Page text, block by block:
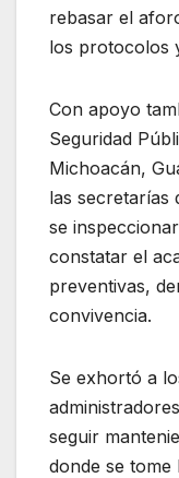
rebasar el
los protocolos
Con apoyo
Seguridad
Michoacán,
las secretarías
se
constatar el
preventivas,
convivencia.
Se exhortó a
seguir
donde se